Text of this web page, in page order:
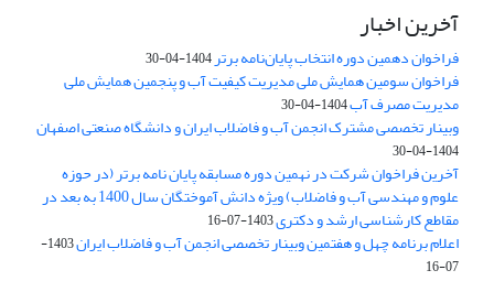
آخرین اخبار
فراخوان دهمین دوره انتخاب پایان‌نامه برتر1404-04-30
فراخوان سومین همایش ملی مدیریت کیفیت آب و پنجمین همایش ملی
مدیریت مصرف آب1404-04-30
وبینار تخصصی مشترک انجمن آب و فاضلاب ایران و دانشگاه صنعتی اصفهان
1404-04-30
آخرین فراخوان شرکت در نهمین دوره مسابقه پایان نامه برتر (در حوزه
علوم و مهندسی آب و فاضلاب) ویژه دانش آموختگان سال 1400 به بعد در
مقاطع کارشناسی ارشد و دکتری1403-07-16
اعلام برنامه چهل و هفتمین وبینار تخصصی انجمن آب و فاضلاب ایران
1403-
07-16